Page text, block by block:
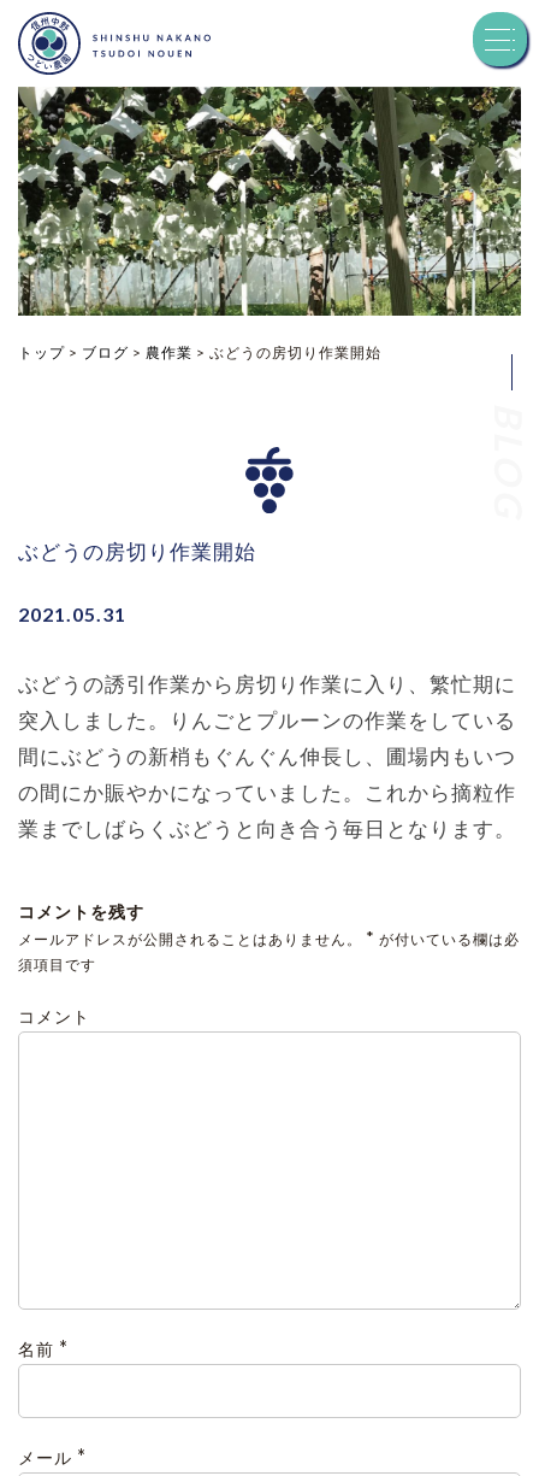
トップ
つどい農園について
品種紹介
お知らせ
お問い合わせ
トップ > ブログ > 農作業 > ぶどうの房切り作業開始
ぶどうの房切り作業開始
2021.05.31
ぶどうの誘引作業から房切り作業に入り、繁忙期に
突入しました。りんごとプルーンの作業をしている
間にぶどうの新梢もぐんぐん伸長し、圃場内もいつ
の間にか賑やかになっていました。これから摘粒作
業までしばらくぶどうと向き合う毎日となります。
コメントを残す
メールアドレスが公開されることはありません。 * が付いている欄は必
須項目です
コメント
名前 *
メール *